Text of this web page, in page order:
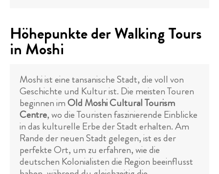
Höhepunkte der Walking Tours
in Moshi
Moshi ist eine tansanische Stadt, die voll von
Geschichte und Kultur ist. Die meisten Touren
beginnen imOld Moshi Cultural Tourism
Centre, wo die Touristen faszinierende Einblicke
in das kulturelle Erbe der Stadt erhalten. Am
Rande der neuen Stadt gelegen, ist es der
perfekte Ort, um zu erfahren, wie die
deutschen Kolonialisten die Region beeinflusst